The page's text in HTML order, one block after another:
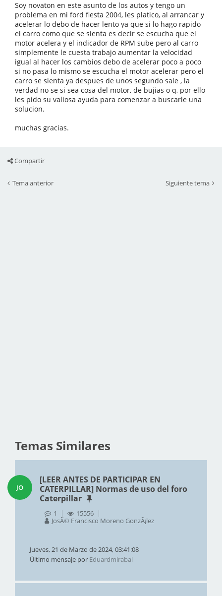
Soy novaton en este asunto de los autos y tengo un
problema en mi ford fiesta 2004, les platico, al arrancar y
acelerar lo debo de hacer lento ya que si lo hago rapido
el carro como que se sienta es decir se escucha que el
motor acelera y el indicador de RPM sube pero al carro
simplemente le cuesta trabajo aumentar la velocidad
igual al hacer los cambios debo de acelerar poco a poco
si no pasa lo mismo se escucha el motor acelerar pero el
carro se sienta ya despues de unos segundo sale , la
verdad no se si sea cosa del motor, de bujias o q, por ello
les pido su valiosa ayuda para comenzar a buscarle una
solucion.
muchas gracias.
Compartir
Tema anterior Siguiente tema
Temas Similares
JO
[LEER ANTES DE PARTICIPAR EN
CATERPILLAR] Normas de uso del foro
Caterpillar
1
15556
JosÃ© Francisco Moreno GonzÃ¡lez
Jueves, 21 de Marzo de 2024, 03:41:08
Último mensaje por Eduardmirabal